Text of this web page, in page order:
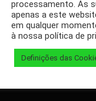
processamento. As
apenas a este
em qualquer
à nossa política de
Definições das